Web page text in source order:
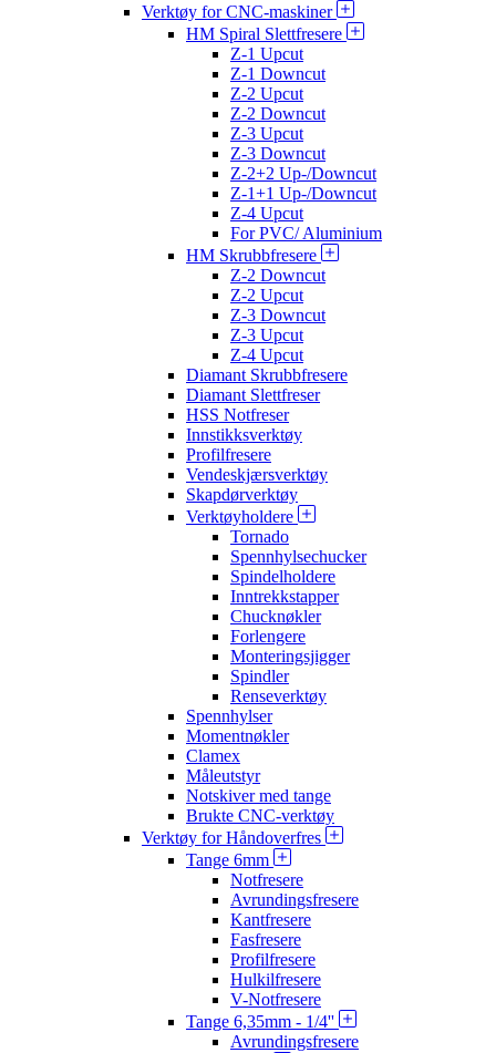
Verktøy for CNC-maskiner
HM Spiral Slettfresere
Z-1 Upcut
Z-1 Downcut
Z-2 Upcut
Z-2 Downcut
Z-3 Upcut
Z-3 Downcut
Z-2+2 Up-/Downcut
Z-1+1 Up-/Downcut
Z-4 Upcut
For PVC/ Aluminium
HM Skrubbfresere
Z-2 Downcut
Z-2 Upcut
Z-3 Downcut
Z-3 Upcut
Z-4 Upcut
Diamant Skrubbfresere
Diamant Slettfreser
HSS Notfreser
Innstikksverktøy
Profilfresere
Vendeskjærsverktøy
Skapdørverktøy
Verktøyholdere
Tornado
Spennhylsechucker
Spindelholdere
Inntrekkstapper
Chucknøkler
Forlengere
Monteringsjigger
Spindler
Renseverktøy
Spennhylser
Momentnøkler
Clamex
Måleutstyr
Notskiver med tange
Brukte CNC-verktøy
Verktøy for Håndoverfres
Tange 6mm
Notfresere
Avrundingsfresere
Kantfresere
Fasfresere
Profilfresere
Hulkilfresere
V-Notfresere
Tange 6,35mm - 1/4''
Avrundingsfresere